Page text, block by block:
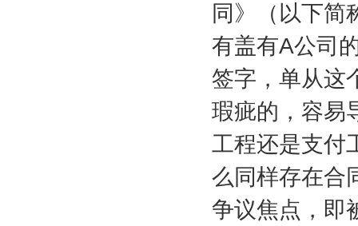
同》（以下简
有盖有A公司
签字，单从这
瑕疵的，容易
工程还是支付
么同样存在合
争议焦点，即